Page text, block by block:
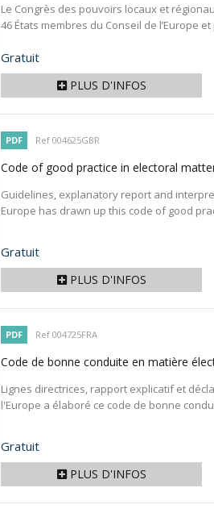
Le Congrès des pouvoirs locaux et
46 États membres du Conseil de l’Europe
Prix
Gratuit
PLUS D'INFOS
PDF Ref 004625GBR
Code of good practice in electoral
Guidelines, explanatory report and
Europe has drawn up this code of good
Prix
Gratuit
PLUS D'INFOS
PDF Ref 004725FRA
Code de bonne conduite en matière
Lignes directrices, rapport explicatif et
l'Europe a élaboré ce code de bonne
Prix
Gratuit
PLUS D'INFOS